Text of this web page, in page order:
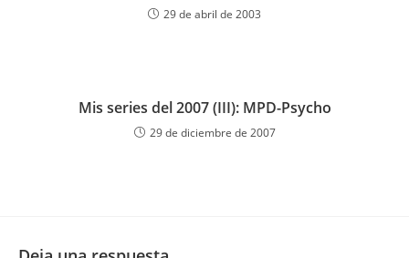
29 de abril de 2003
Mis series del 2007 (III): MPD-Psycho
29 de diciembre de 2007